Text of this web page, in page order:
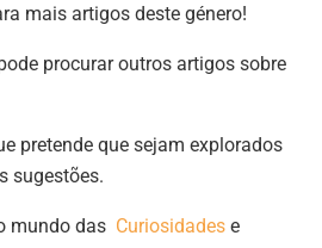
mais artigos deste género!
procurar outros artigos sobre
pretende que sejam explorados
sugestões.
mundo das Curiosidades e